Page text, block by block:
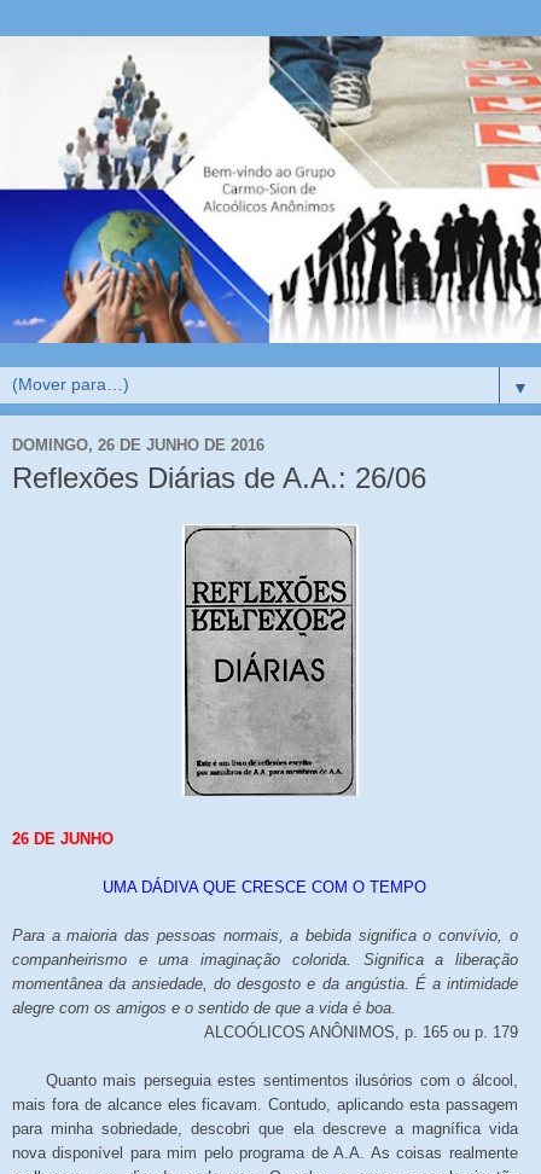
▼
DOMINGO, 26 DE JUNHO DE 2016
Reflexões Diárias de A.A.: 26/06
26 DE JUNHO
UMA DÁDIVA QUE CRESCE COM O TEMPO
Para a maioria das pessoas normais, a bebida significa o convívio, o
companheirismo e uma imaginação colorida. Significa a liberação
momentânea da ansiedade, do desgosto e da angústia. É a intimidade
alegre com os amigos e o sentido de que a vida é boa.
ALCOÓLICOS ANÔNIMOS, p. 165 ou p. 179
Quanto mais perseguia estes sentimentos ilusórios com o álcool,
mais fora de alcance eles ficavam. Contudo, aplicando esta passagem
para minha sobriedade, descobri que ela descreve a magnífica vida
nova disponível para mim pelo programa de A.A. As coisas realmente